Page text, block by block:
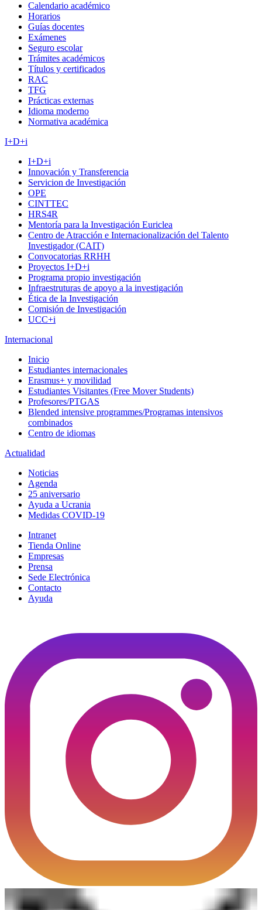
Calendario académico
Horarios
Guías docentes
Exámenes
Seguro escolar
Trámites académicos
Títulos y certificados
RAC
TFG
Prácticas externas
Idioma moderno
Normativa académica
I+D+i
I+D+i
Innovación y Transferencia
Servicion de Investigación
OPE
CINTTEC
HRS4R
Mentoría para la Investigación Euriclea
Centro de Atracción e Internacionalización del Talento
Investigador (CAIT)
Convocatorias RRHH
Proyectos I+D+i
Programa propio investigación
Infraestruturas de apoyo a la investigación
Ética de la Investigación
Comisión de Investigación
UCC+i
Internacional
Inicio
Estudiantes internacionales
Erasmus+ y movilidad
Estudiantes Visitantes (Free Mover Students)
Profesores/PTGAS
Blended intensive programmes/Programas intensivos
combinados
Centro de idiomas
Actualidad
Noticias
Agenda
25 aniversario
Ayuda a Ucrania
Medidas COVID-19
Intranet
Tienda Online
Empresas
Prensa
Sede Electrónica
Contacto
Ayuda